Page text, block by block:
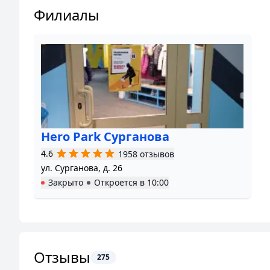
Филиалы
Hero Park Сурганова
4.6
1958 отзывов
ул. Сурганова, д. 26
Закрыто
Откроется в 10:00
Отзывы 275